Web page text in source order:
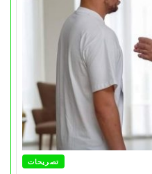
تصريحات